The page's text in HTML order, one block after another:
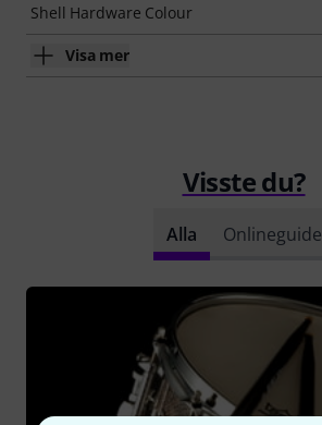
Shell Hardware Colour
Visa mer
Visste du?
Alla Onlineguide